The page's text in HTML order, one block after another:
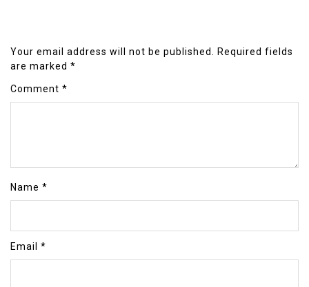
Your email address will not be published.
Required fields
are marked *
Comment *
Name *
Email *